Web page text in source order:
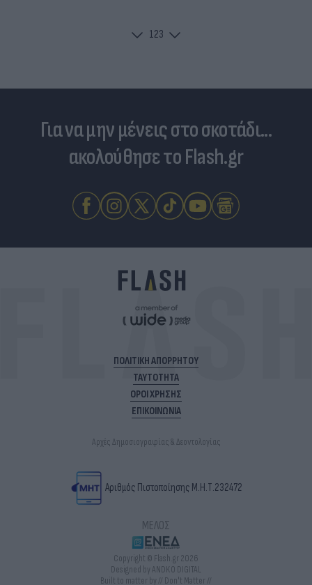
123
Για να μην μένεις στο σκοτάδι...
ακολούθησε το Flash.gr
ΠΟΛΙΤΙΚΗ ΑΠΟΡΡΗΤΟΥ
ΤΑΥΤΟΤΗΤΑ
ΟΡΟΙ ΧΡΗΣΗΣ
ΕΠΙΚΟΙΝΩΝΙΑ
Αρχές Δημοσιογραφίας & Δεοντολογίας
Αριθμός Πιστοποίησης Μ.Η.Τ.232472
ΜΕΛΟΣ
Copyright © Flash.gr 2026
Designed by ANDKO DIGITAL
Built to matter by // Don't Matter //